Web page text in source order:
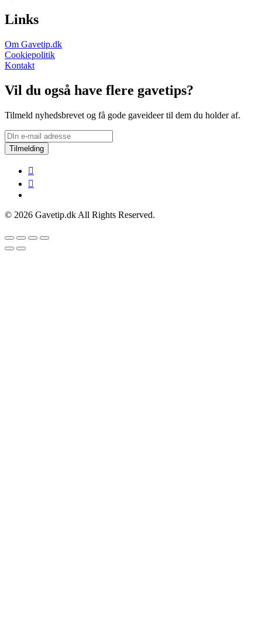
Links
Om Gavetip.dk
Cookiepolitik
Kontakt
Vil du også have flere gavetips?
Tilmeld nyhedsbrevet og få gode gaveideer til dem du holder af.
Tilmelding
© 2026 Gavetip.dk All Rights Reserved.